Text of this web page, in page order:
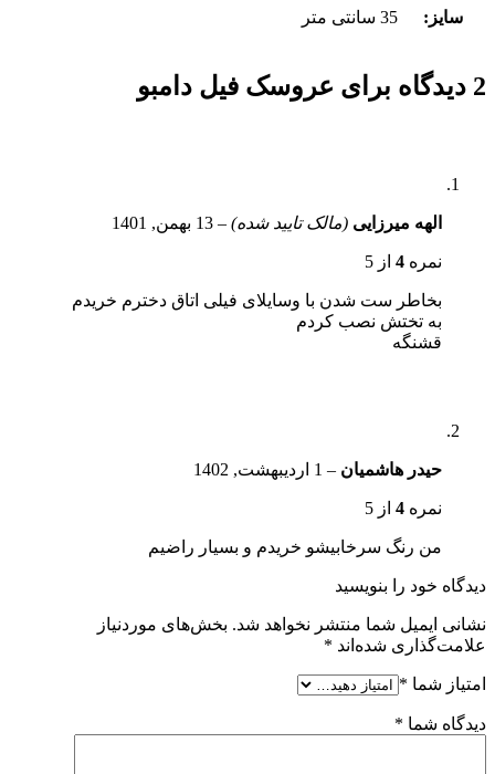
سایز: 35 سانتی متر
2 دیدگاه برای عروسک فیل دامبو
الهه میرزایی (مالک تایید شده) – 13 بهمن, 1401
نمره 4 از 5
بخاطر ست شدن با وسایلای فیلی اتاق دخترم خریدم
به تختش نصب کردم
قشنگه
حیدر هاشمیان – 1 اردیبهشت, 1402
نمره 4 از 5
من رنگ سرخابیشو خریدم و بسیار راضیم
دیدگاه خود را بنویسید
نشانی ایمیل شما منتشر نخواهد شد. بخش‌های موردنیاز
علامت‌گذاری شده‌اند *
امتیاز شما *
دیدگاه شما *